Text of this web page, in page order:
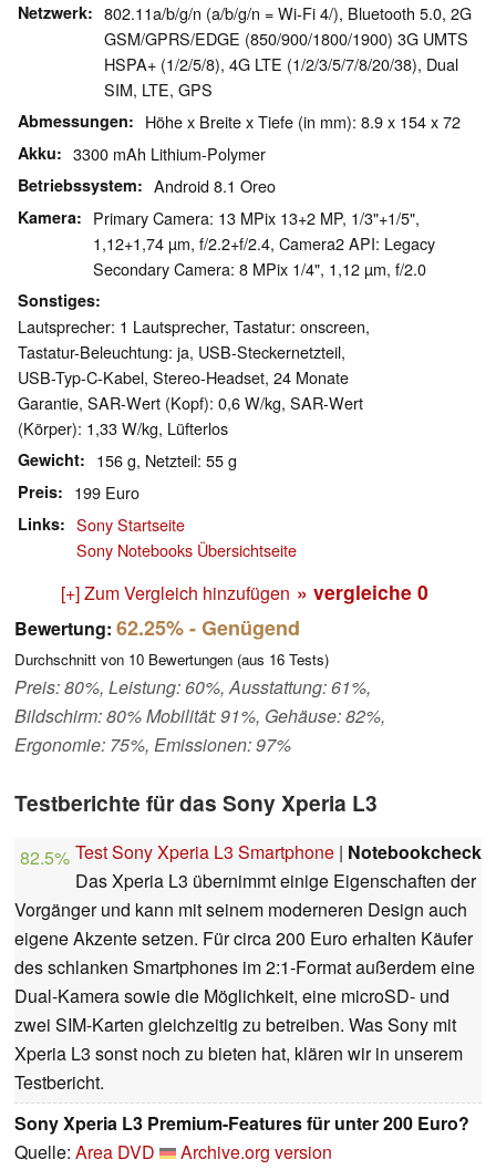
Netzwerk
802.11a/b/g/n (a/b/g/n = Wi-Fi 4/), Bluetooth 5.0, 2G
GSM/GPRS/EDGE (850/900/1800/1900) 3G UMTS
HSPA+ (1/2/5/8), 4G LTE (1/2/3/5/7/8/20/38), Dual
SIM, LTE, GPS
Abmessungen Höhe x Breite x Tiefe (in mm): 8.9 x 154 x 72
Akku 3300 mAh Lithium-Polymer
Betriebssystem Android 8.1 Oreo
Kamera
Primary Camera: 13 MPix 13+2 MP, 1/3"+1/5",
1,12+1,74 µm, f/2.2+f/2.4, Camera2 API: Legacy
Secondary Camera: 8 MPix 1/4", 1,12 µm, f/2.0
Sonstiges
Lautsprecher: 1 Lautsprecher, Tastatur: onscreen,
Tastatur-Beleuchtung: ja, USB-Steckernetzteil,
USB-Typ-C-Kabel, Stereo-Headset, 24 Monate
Garantie, SAR-Wert (Kopf): 0,6 W/kg, SAR-Wert
(Körper): 1,33 W/kg, Lüfterlos
Gewicht 156 g, Netzteil: 55 g
Preis 199 Euro
Links
Sony Startseite
Sony Notebooks Übersichtseite
[+] Zum Vergleich hinzufügen » vergleiche 0
Bewertung: 62.25%- Genügend
Durchschnitt von 10 Bewertungen (aus 16 Tests)
Preis: 80%, Leistung: 60%, Ausstattung: 61%,
Bildschirm: 80% Mobilität: 91%, Gehäuse: 82%,
Ergonomie: 75%, Emissionen: 97%
Testberichte für das Sony Xperia L3
82.5% Test Sony Xperia L3 Smartphone | Notebookcheck
Das Xperia L3 übernimmt einige Eigenschaften der
Vorgänger und kann mit seinem moderneren Design auch
eigene Akzente setzen. Für circa 200 Euro erhalten Käufer
des schlanken Smartphones im 2:1-Format außerdem eine
Dual-Kamera sowie die Möglichkeit, eine microSD- und
zwei SIM-Karten gleichzeitig zu betreiben. Was Sony mit
Xperia L3 sonst noch zu bieten hat, klären wir in unserem
Testbericht.
Sony Xperia L3 Premium-Features für unter 200 Euro?
Quelle: Area DVD
Archive.org version